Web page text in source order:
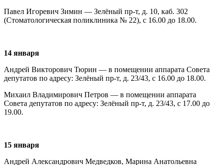
Павел Игоревич Зимин — Зелёный пр-т, д. 10, каб. 302
(Стоматологическая поликлиника № 22), с 16.00 до 18.00.
14 января
Андрей Викторович Тюрин — в помещении аппарата Совета
депутатов по адресу: Зелёный пр-т, д. 23/43, с 16.00 до 18.00.
Михаил Владимирович Петров — в помещении аппарата
Совета депутатов по адресу: Зелёный пр-т, д. 23/43, с 17.00 до
19.00.
15 января
Андрей Александрович Медведков, Марина Анатольевна